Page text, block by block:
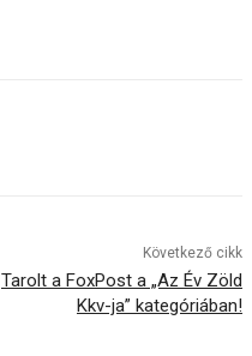
Következő cikk
Tarolt a FoxPost a „Az Év Zöld
Kkv-ja” kategóriában!